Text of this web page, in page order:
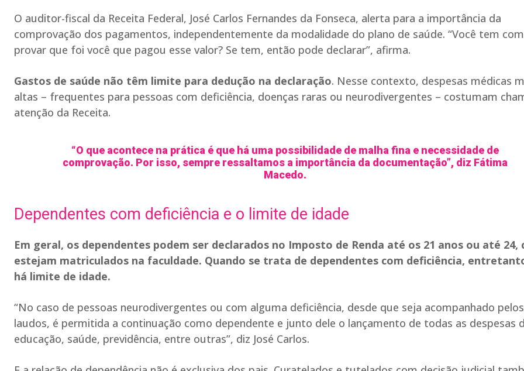
O auditor-fiscal da Receita Federal, José Carlos Fernandes da Fonseca, alerta para a importância da
comprovação dos pagamentos, independentemente da modalidade do plano de saúde. “Você tem
provar que foi você que pagou esse valor? Se tem, então pode declarar”, afirma.
Gastos de saúde não têm limite para dedução na declaração. Nesse contexto, despesas médicas
altas – frequentes para pessoas com deficiência, doenças raras ou neurodivergentes – costumam
atenção da Receita.
“O que acontece na prática é que há uma possibilidade de malha fina e necessidade de
comprovação. Por isso, sempre ressaltamos a importância da documentação”, diz Fátima
Macedo.
Dependentes com deficiência e o limite de idade
Em geral, os dependentes podem ser declarados no Imposto de Renda até os 21 anos ou até 24,
estejam matriculados na faculdade. Quando se trata de dependentes com deficiência,
há limite de idade.
“No caso de pessoas neurodivergentes ou com alguma deficiência, desde que seja acompanhado pelos
laudos, é permitida a continuação como dependente e junto dele o lançamento de todas as despesas
educação, saúde, previdência, entre outras”, diz José Carlos.